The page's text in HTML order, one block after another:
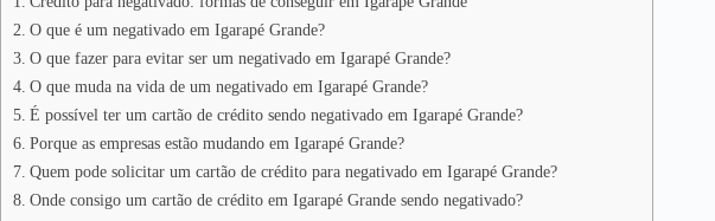
O que é um negativado em Igarapé Grande?
O que fazer para evitar ser um negativado em Igarapé Grande?
O que muda na vida de um negativado em Igarapé Grande?
É possível ter um cartão de crédito sendo negativado em Igarapé Grande?
Porque as empresas estão mudando em Igarapé Grande?
Quem pode solicitar um cartão de crédito para negativado em Igarapé Grande?
Onde consigo um cartão de crédito em Igarapé Grande sendo negativado?